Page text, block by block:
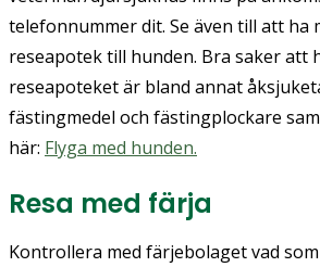
telefonnummer dit. Se även till att ha
reseapotek till hunden. Bra saker att
reseapoteket är bland annat
fästingmedel och fästingplockare
här: Flyga med hunden.
Resa med färja
Kontrollera med färjebolaget vad